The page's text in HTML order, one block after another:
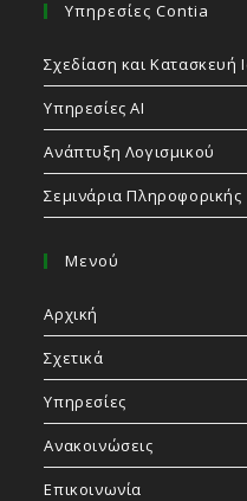
Υπηρεσίες Contia
Σχεδίαση και Κατασκευή
Υπηρεσίες AI
Ανάπτυξη Λογισμικού
Σεμινάρια Πληροφορικής
Μενού
Αρχική
Σχετικά
Υπηρεσίες
Ανακοινώσεις
Επικοινωνία